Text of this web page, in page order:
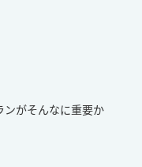
ンがそんなに重要か